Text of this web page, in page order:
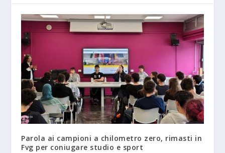
Parola ai campioni a chilometro zero, rimasti in
Fvg per coniugare studio e sport